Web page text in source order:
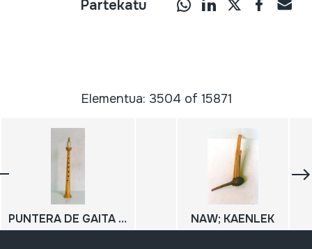
Partekatu
Elementua: 3504 of 15871
PUNTERA DE GAITA SANABRESA NAW; KAENLEK